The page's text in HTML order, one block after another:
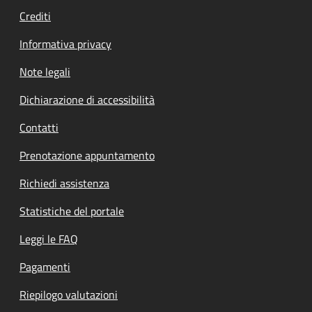
Crediti
Informativa privacy
Note legali
Dichiarazione di accessibilità
Contatti
Prenotazione appuntamento
Richiedi assistenza
Statistiche del portale
Leggi le FAQ
Pagamenti
Riepilogo valutazioni